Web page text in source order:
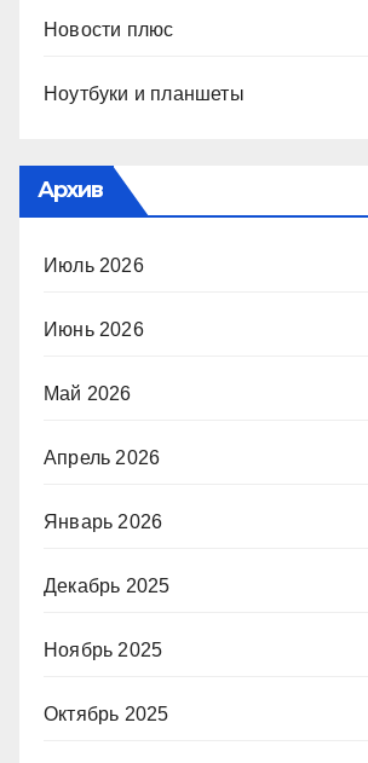
Новости плюс
Ноутбуки и планшеты
Архив
Июль 2026
Июнь 2026
Май 2026
Апрель 2026
Январь 2026
Декабрь 2025
Ноябрь 2025
Октябрь 2025